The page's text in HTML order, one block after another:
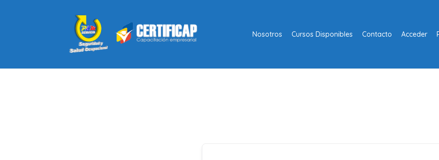
Nosotros Cursos Disponibles Contacto Acceder